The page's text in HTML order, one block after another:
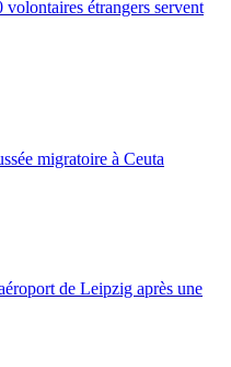
étrangers servent
migratoire à Ceuta
de Leipzig après une